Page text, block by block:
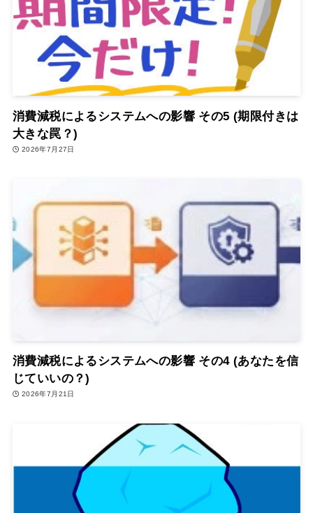
消費減税によるシステムへの影響 その5 (期限付きは
大きな罠？)
2026年7月27日
消費減税によるシステムへの影響 その4 (あなたを信
じていいの？)
2026年7月21日